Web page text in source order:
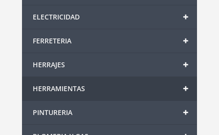
+
ELECTRICIDAD
+
FERRETERIA
+
HERRAJES
+
HERRAMIENTAS
+
PINTURERIA